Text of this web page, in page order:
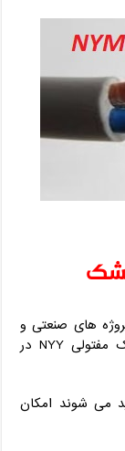
های صنعتی و
غیر صنعتی اقدام به تولید کابل های برق خشک مفتولی NYY در
می شوند امکان